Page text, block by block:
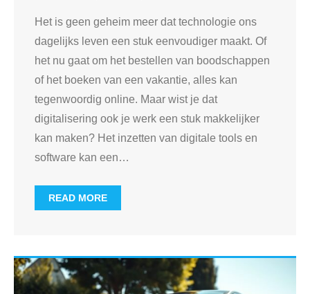
Het is geen geheim meer dat technologie ons
dagelijks leven een stuk eenvoudiger maakt. Of
het nu gaat om het bestellen van boodschappen
of het boeken van een vakantie, alles kan
tegenwoordig online. Maar wist je dat
digitalisering ook je werk een stuk makkelijker
kan maken? Het inzetten van digitale tools en
software kan een…
READ MORE